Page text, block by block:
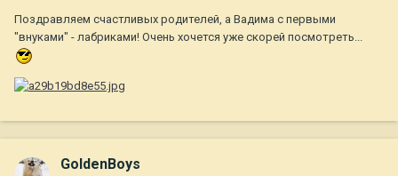
Поздравляем счастливых родителей, а Вадима с первыми
"внуками" - лабриками! Очень хочется уже скорей посмотреть...
GoldenBoys